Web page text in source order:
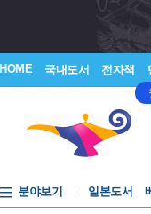
HOME 국내도서 전자책
분야보기 일본도서